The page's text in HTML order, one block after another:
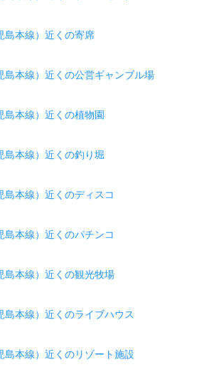
島本線）近くの寄席
島本線）近くの公営ギャンブル場
島本線）近くの植物園
島本線）近くの釣り堀
島本線）近くのディスコ
島本線）近くのパチンコ
島本線）近くの観光牧場
島本線）近くのライブハウス
島本線）近くのリゾート施設